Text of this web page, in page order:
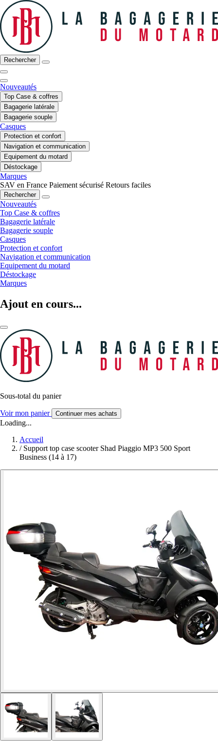
Rechercher
Nouveautés
Top Case & coffres
Bagagerie latérale
Bagagerie souple
Casques
Protection et confort
Navigation et communication
Equipement du motard
Déstockage
Marques
SAV en France Paiement sécurisé Retours faciles
Rechercher
Nouveautés
Top Case & coffres
Bagagerie latérale
Bagagerie souple
Casques
Protection et confort
Navigation et communication
Equipement du motard
Déstockage
Marques
Ajout en cours...
Sous-total du panier
Voir mon panier Continuer mes achats
Loading...
Accueil
/ Support top case scooter Shad Piaggio MP3 500 Sport
Business (14 à 17)